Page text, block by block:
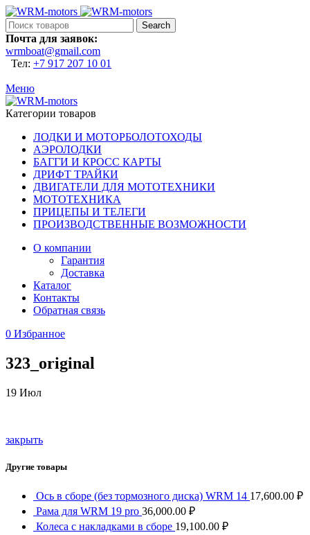
Search
Почта для заявок:
wrmboat@gmail.com
Тел: +7 917 207 10 01
Меню
Категории товаров
ЛОДКИ И МОТОРБОЛОТОХОДЫ
АЭРОЛОДКИ
БАГГИ И КРОСС КАРТЫ
ДРИФТ ТРАЙКИ
ДВИГАТЕЛИ ДЛЯ МОТОТЕХНИКИ
МОТОТЕХНИКА
ПРИЦЕПЫ И ТЕЛЕГИ
ПРОИЗВОДСТВЕННЫЕ ВОЗМОЖНОСТИ
О компании
Гарантия
Доставка
Каталог
Контакты
Обратная связь
0 Избранное
323_original
19 Июл
закрыть
Другие товары
Ось в сборе (без тормозного диска) WRM 14 17,600.00 ₽
Рама для WRM 19 pro 36,000.00 ₽
Колеса с накладками в сборе 19,100.00 ₽